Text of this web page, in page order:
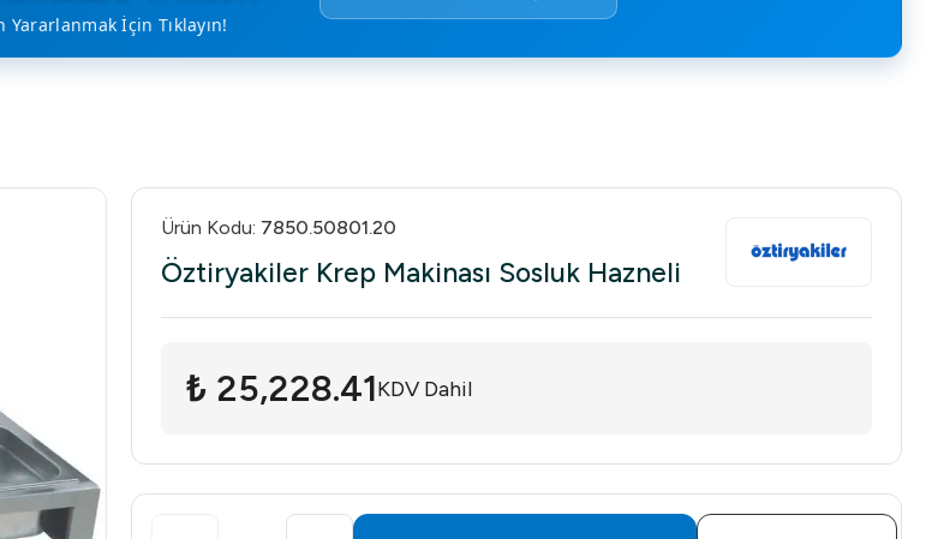
Yararlanmak İçin Tıklayın!
Ürün Kodu: 7850.50801.20
Öztiryakiler Krep Makinası Sosluk Hazneli
₺ 25,228.41KDV Dahil